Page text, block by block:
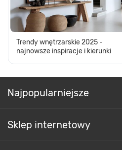
Trendy wnętrzarskie 2025 -
najnowsze inspiracje i kierunki
Najpopularniejsze
Sklep internetowy